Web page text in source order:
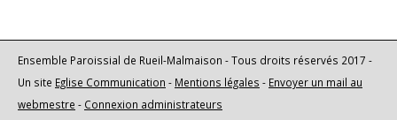
Ensemble Paroissial de Rueil-Malmaison - Tous droits réservés 2017 -
Un site Eglise Communication - Mentions légales - Envoyer un mail au
webmestre - Connexion administrateurs